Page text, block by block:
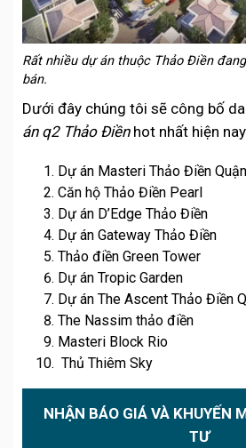
Rất nhiều dự án thuộc Thảo Điền
bán.
Dưới đây chúng tôi sẽ công bố
án q2 Thảo Điềnhot nhất hiện nay.
Dự án Masteri Thảo Điền
Căn hộ Thảo Điền Pearl
Dự án D’Edge Thảo Điền
Dự án Gateway Thảo Điền
Thảo điền Green Tower
Dự án Tropic Garden
Dự án The Ascent Thảo Điền
The Nassim thảo điền
Masteri Block Rio
Thủ Thiêm Sky
NHẬN BÁO GIÁ VÀ KHUYẾN
TƯ